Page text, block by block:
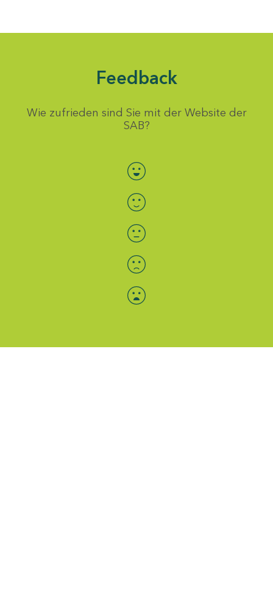
Feedback
Wie zufrieden sind Sie mit der Website der
SAB?
Bewertung auswählen